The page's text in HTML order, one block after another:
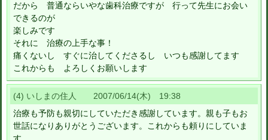
だから 普通ならいやな歯科治療ですが 行って先生にお会い
できるのが
楽しみです
それに 治療の上手な事！
痛くないし すぐに治してくださるし いつも感謝してます
これからも よろしくお願いします
(4) いしまの住人 2007/06/14(木) 19:38
治療も予防も親切にしていただき感謝しています。親も子もお
世話になりありがとうございます。これからも頼りにしていま